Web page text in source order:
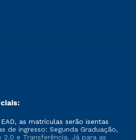
- R2
as matrículas serão isentas
de ingresso: Segunda Graduação,
2.0 e Transferência. Já para as